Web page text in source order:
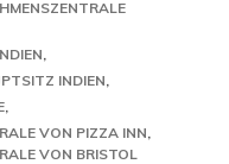
INDIEN
VON PIZZA INN
VON BRISTOL